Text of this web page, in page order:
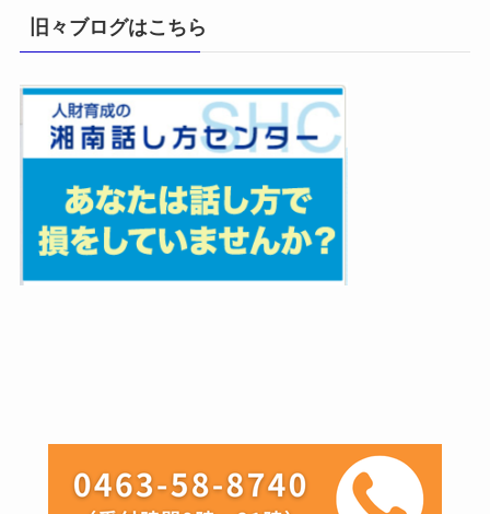
旧々ブログはこちら